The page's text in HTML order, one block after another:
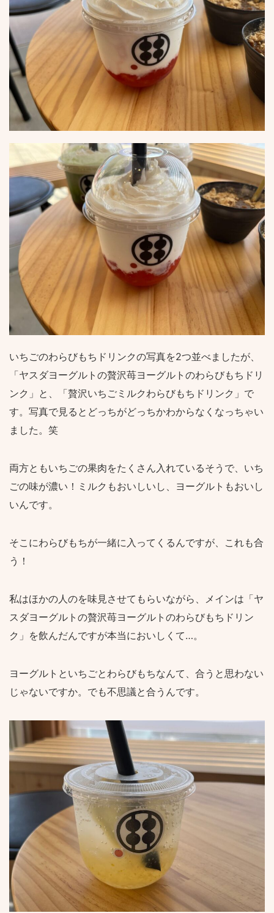
いちごのわらびもちドリンクの写真を2つ並べましたが、
「ヤスダヨーグルトの贅沢苺ヨーグルトのわらびもちドリ
ンク」と、「贅沢いちごミルクわらびもちドリンク」で
す。写真で見るとどっちがどっちかわからなくなっちゃい
ました。笑
両方ともいちごの果肉をたくさん入れているそうで、いち
ごの味が濃い！ミルクもおいしいし、ヨーグルトもおいし
いんです。
そこにわらびもちが一緒に入ってくるんですが、これも合
う！
私はほかの人のを味見させてもらいながら、メインは「ヤ
スダヨーグルトの贅沢苺ヨーグルトのわらびもちドリン
ク」を飲んだんですが本当においしくて…。
ヨーグルトといちごとわらびもちなんて、合うと思わない
じゃないですか。でも不思議と合うんです。